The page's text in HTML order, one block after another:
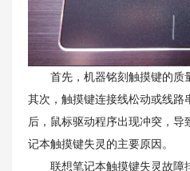
首先，机器铭刻触摸键的质
其次，触摸键连接线松动或线路
后，鼠标驱动程序出现冲突，
记本触摸键失灵的主要原因。
联想笔记本触摸键失灵故障